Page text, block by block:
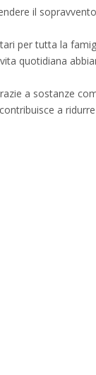
il
per tutta la
quotidiana
a sostanze
a